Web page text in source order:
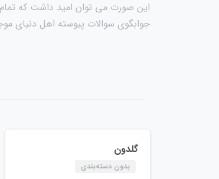
این صورت می توان امید داشت که
جوابگوی سوالات پیوسته اهل دنیای
گلدون
بدون دسته‌بندی